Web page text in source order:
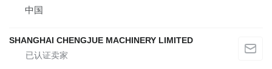
中国
SHANGHAI CHENGJUE MACHINERY LIMITED